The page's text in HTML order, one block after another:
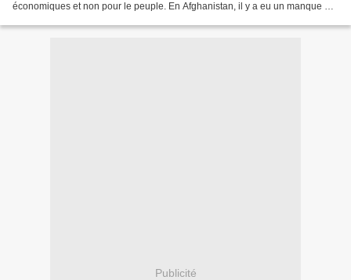
économiques et non pour le peuple. En Afghanistan, il y a eu un manque de
Publicité